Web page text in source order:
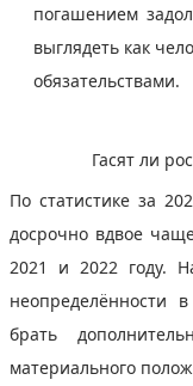
погашением
выглядеть как
обязательствами.
Гасят ли
По статистике за
досрочно вдвое
2021 и 2022 году.
неопределённости
брать
материального